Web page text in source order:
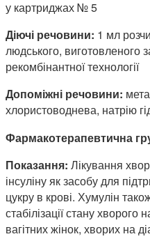
у картриджах № 5
Діючі речовини: 1 мл
людського,
рекомбінантної технології
Допоміжні речовини:
хлористоводнева, натрію
Фармакотерапевтична
Показання: Лікування
інсуліну як засобу для
цукру в крові. Хумулін
стабілізації стану хворого
вагітних жінок, хворих на